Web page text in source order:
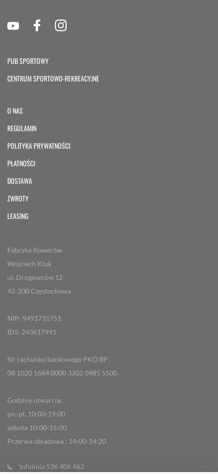
PUB SPORTOWY
CENTRUM SPORTOWO-REKREACYJNE
O NAS
REGULAMIN
POLITYKA PRYWATNOŚCI
PŁATNOŚCI
DOSTAWA
ZWROTY
LEASING
Fabryka Rowerów
Wojciech Kluk
ul. Drogowców 12
42-200 Częstochowa
NIP: 9491731751
IDS: 243617991
Nr rachunku bankowego PKO BP
08 1020 1664 0000 3302 0485 5500
Godziny otwarcia:
pn.-pt. 10:00-19:00
sobota 10:00-15:00
Przerwa obiadowa : 14:00-14:20
Infolinia 536 406 462